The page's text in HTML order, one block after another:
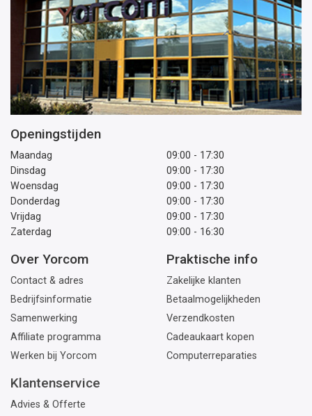
Openingstijden
Maandag
09:00 - 17:30
Dinsdag
09:00 - 17:30
Woensdag
09:00 - 17:30
Donderdag
09:00 - 17:30
Vrijdag
09:00 - 17:30
Zaterdag
09:00 - 16:30
Over Yorcom
Contact & adres
Bedrijfsinformatie
Samenwerking
Affiliate programma
Werken bij Yorcom
Praktische info
Zakelijke klanten
Betaalmogelijkheden
Verzendkosten
Cadeaukaart kopen
Computerreparaties
Klantenservice
Advies & Offerte